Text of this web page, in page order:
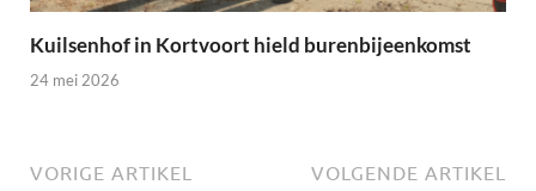
Kuilsenhof in Kortvoort hield burenbijeenkomst
24 mei 2026
VORIGE ARTIKEL VOLGENDE ARTIKEL